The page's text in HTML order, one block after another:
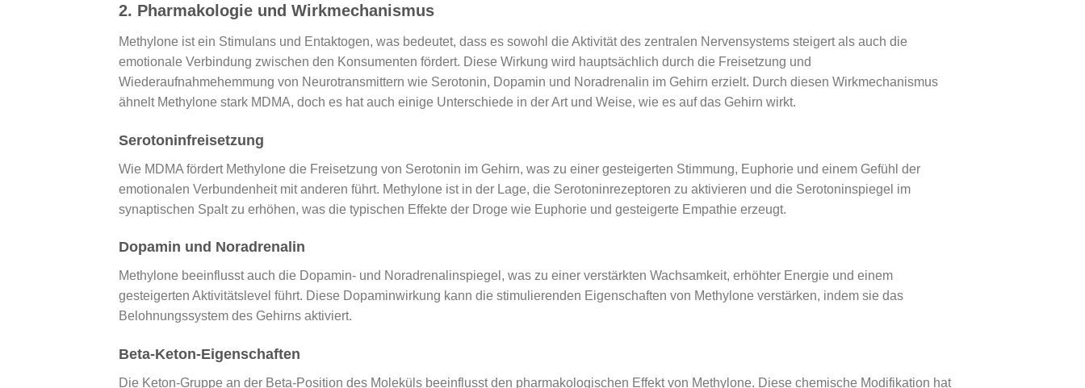
2. Pharmakologie und Wirkmechanismus
Methylone ist ein Stimulans und Entaktogen, was bedeutet, dass es sowohl die Aktivität des zentralen Nervensystems steigert als auch die
emotionale Verbindung zwischen den Konsumenten fördert. Diese Wirkung wird hauptsächlich durch die Freisetzung und
Wiederaufnahmehemmung von Neurotransmittern wie Serotonin, Dopamin und Noradrenalin im Gehirn erzielt. Durch diesen Wirkmechanismus
ähnelt Methylone stark MDMA, doch es hat auch einige Unterschiede in der Art und Weise, wie es auf das Gehirn wirkt.
Serotoninfreisetzung
Wie MDMA fördert Methylone die Freisetzung von Serotonin im Gehirn, was zu einer gesteigerten Stimmung, Euphorie und einem Gefühl der
emotionalen Verbundenheit mit anderen führt. Methylone ist in der Lage, die Serotoninrezeptoren zu aktivieren und die Serotoninspiegel im
synaptischen Spalt zu erhöhen, was die typischen Effekte der Droge wie Euphorie und gesteigerte Empathie erzeugt.
Dopamin und Noradrenalin
Methylone beeinflusst auch die Dopamin- und Noradrenalinspiegel, was zu einer verstärkten Wachsamkeit, erhöhter Energie und einem
gesteigerten Aktivitätslevel führt. Diese Dopaminwirkung kann die stimulierenden Eigenschaften von Methylone verstärken, indem sie das
Belohnungssystem des Gehirns aktiviert.
Beta-Keton-Eigenschaften
Die Keton-Gruppe an der Beta-Position des Moleküls beeinflusst den pharmakologischen Effekt von Methylone. Diese chemische Modifikation hat